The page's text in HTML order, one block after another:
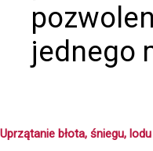
jednego
Uprzątanie błota, śniegu,